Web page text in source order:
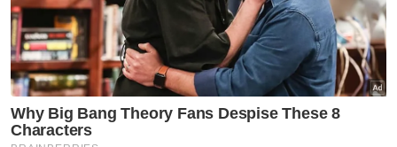
Tragedi
Insiden timpa Faisal Halim
dapat perhatian Tengku Muda
Pahang